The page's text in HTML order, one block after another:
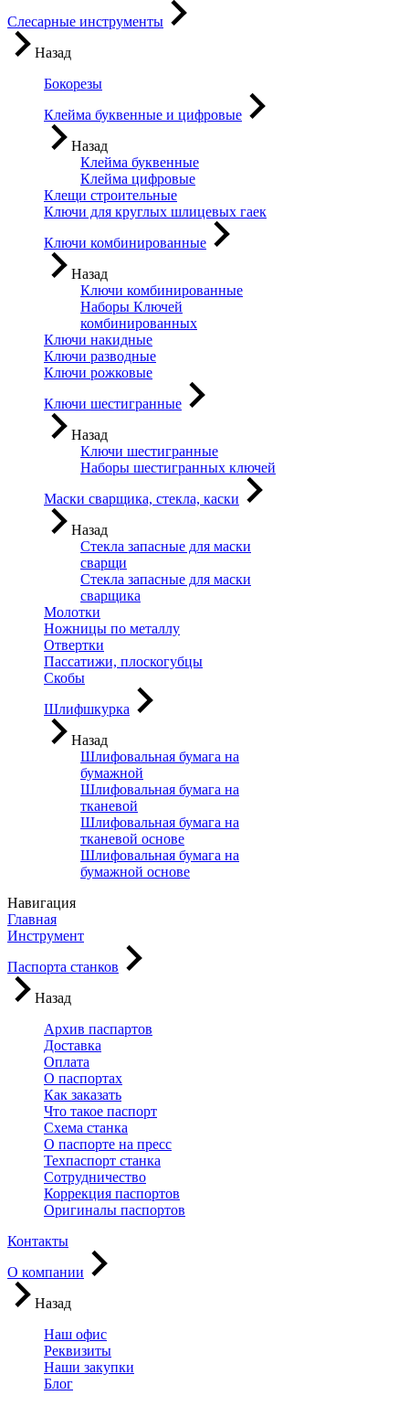
Слесарные инструменты
Назад
Бокорезы
Клейма буквенные и цифровые
Назад
Клейма буквенные
Клейма цифровые
Клещи строительные
Ключи для круглых шлицевых гаек
Ключи комбинированные
Назад
Ключи комбинированные
Наборы Ключей
комбинированных
Ключи накидные
Ключи разводные
Ключи рожковые
Ключи шестигранные
Назад
Ключи шестигранные
Наборы шестигранных ключей
Маски сварщика, стекла, каски
Назад
Стекла запасные для маски
сварщи
Стекла запасные для маски
сварщика
Молотки
Ножницы по металлу
Отвертки
Пассатижи, плоскогубцы
Скобы
Шлифшкурка
Назад
Шлифовальная бумага на
бумажной
Шлифовальная бумага на
тканевой
Шлифовальная бумага на
тканевой основе
Шлифовальная бумага на
бумажной основе
Навигация
Главная
Инструмент
Паспорта станков
Назад
Архив паспартов
Доставка
Оплата
О паспортах
Как заказать
Что такое паспорт
Схема станка
О паспорте на пресс
Техпаспорт станка
Сотрудничество
Коррекция паспортов
Оригиналы паспортов
Контакты
О компании
Назад
Наш офис
Реквизиты
Наши закупки
Блог